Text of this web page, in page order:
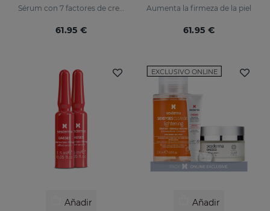
Sérum con 7 factores de crecimiento
61.95 €
Aumenta la firmeza de la piel
61.95 €
Añadir
EXCLUSIVO ONLINE
Añadir